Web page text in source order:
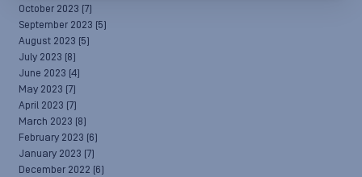
October 2023 (7)
September 2023 (5)
August 2023 (5)
July 2023 (8)
June 2023 (4)
May 2023 (7)
April 2023 (7)
March 2023 (8)
February 2023 (6)
January 2023 (7)
December 2022 (6)